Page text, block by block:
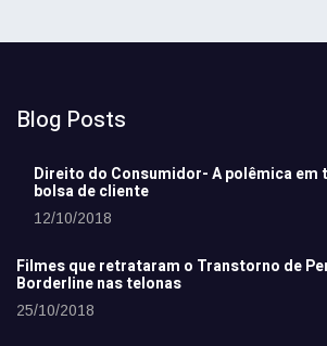
Blog Posts
Direito do Consumidor- A polêmica em
bolsa de cliente
12/10/2018
Filmes que retrataram o Transtorno de
Borderline nas telonas
25/10/2018